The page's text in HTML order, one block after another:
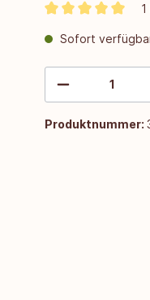
Sofort
Produktnummer: